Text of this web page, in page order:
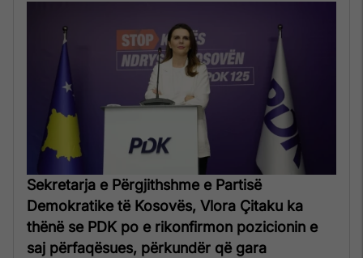
Sekretarja e Përgjithshme e Partisë
Demokratike të Kosovës, Vlora Çitaku ka
thënë se PDK po e rikonfirmon pozicionin e
saj përfaqësues, përkundër që gara